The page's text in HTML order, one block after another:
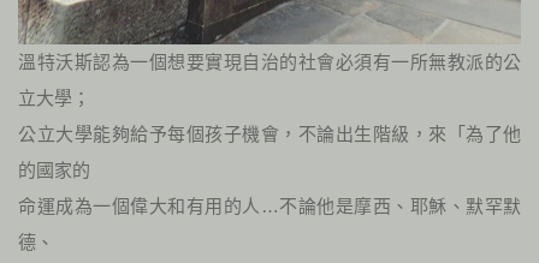
溫特沃斯認為一個想要實現自治的社會必須有一所無教派的公
立大學；
公立大學能夠給予每個孩子機會，不論出生階級，來「為了他
的國家的
命運成為一個偉大和有用的人…不論他是摩西、耶穌、默罕默
德、